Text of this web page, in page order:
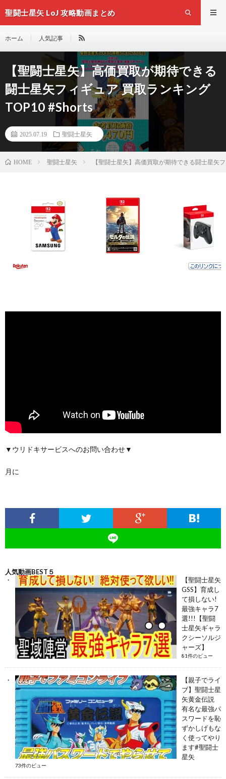
聖闘士星矢 LoJ 攻略動画まとめ
ホーム 人気記事
【聖闘士星矢】高価買取が期待できる
闘士星矢フィギュア 買取ランキング
TOP10 #Shorts
2025.07.19 聖闘士星矢
HOME 聖闘士星矢 【聖闘士星矢】高価買取が期待できる闘士星矢
▼ウリドキサービスへのお問い合わせ▼
月に
人気動画BEST５
【聖闘士星矢
GSS】育成し
て損しない!
最強キャラ7
選!!!【聖闘
士星矢ギャラ
クシーソルジ
ャーズ】
81件のビュー
【親子でライ
ブ】聖闘士星
矢黄金伝説
有名な最強パ
スワードを恥
ずかしげもな
く使ってやり
ます#聖闘士
星矢
73件のビュー